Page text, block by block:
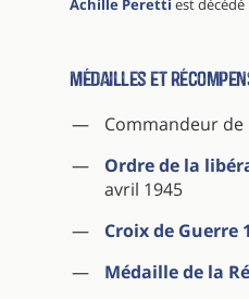
Achille Peretti est décédé
Médailles et
Commandeur
Ordre de la
avril 1945
Croix de Guerre
Médaille de la